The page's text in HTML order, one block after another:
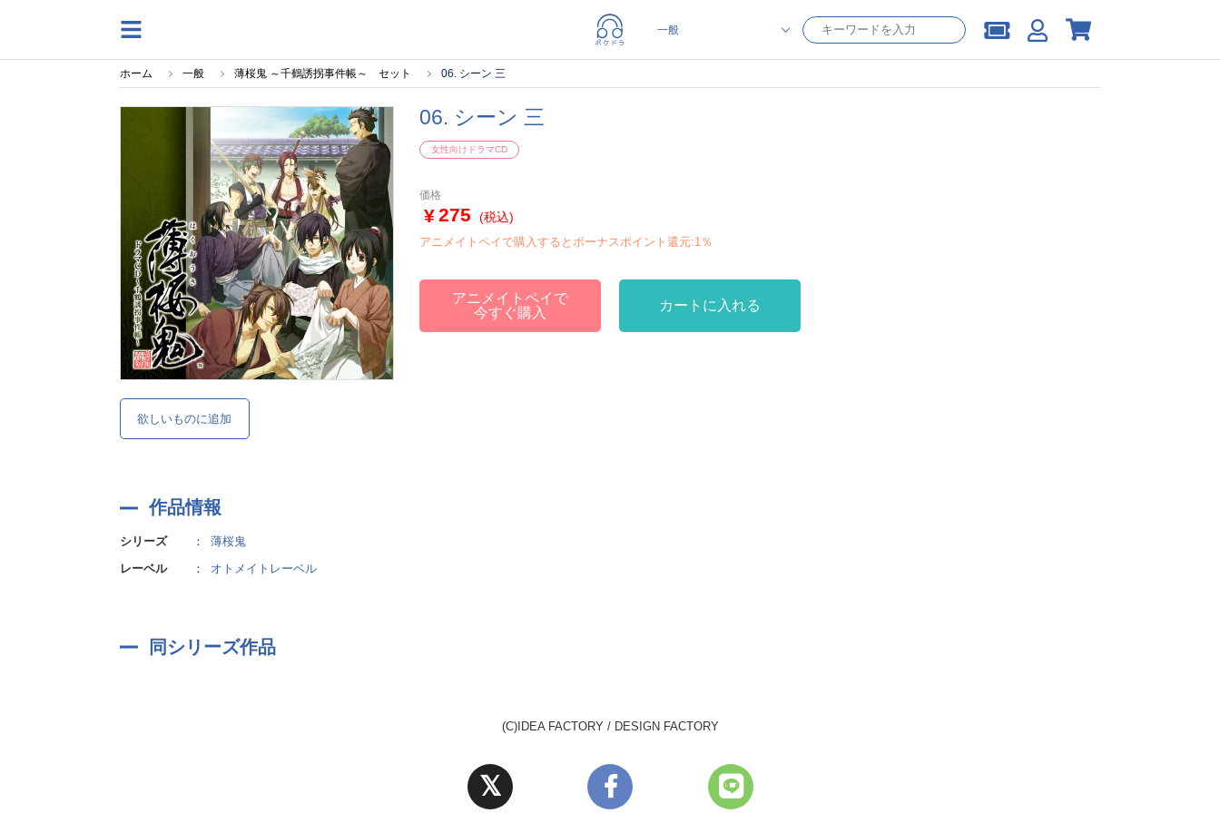
ホーム 一般 薄桜鬼 ～千鶴誘拐事件帳～ セット 06. シーン 三
欲しいものに追加
06. シーン 三
女性向けドラマCD
価格
275 (税込)
アニメイトペイで購入するとボーナスポイント還元:1％
アニメイトペイで
今すぐ購入
カートに入れる
作品情報
シリーズ ：
薄桜鬼
レーベル
： オトメイトレーベル
同シリーズ作品
(C)IDEA FACTORY / DESIGN FACTORY